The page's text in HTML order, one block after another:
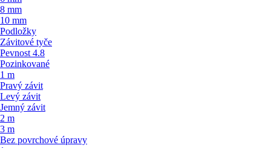
8 mm
10 mm
Podložky
Závitové tyče
Pevnost 4.8
Pozinkované
1 m
Pravý závit
Levý závit
Jemný závit
2 m
3 m
Bez povrchové úpravy